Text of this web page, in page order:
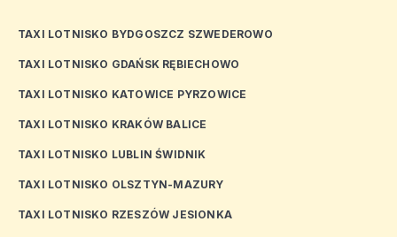
TAXI LOTNISKO BYDGOSZCZ SZWEDEROWO
TAXI LOTNISKO GDAŃSK RĘBIECHOWO
TAXI LOTNISKO KATOWICE PYRZOWICE
TAXI LOTNISKO KRAKÓW BALICE
TAXI LOTNISKO LUBLIN ŚWIDNIK
TAXI LOTNISKO OLSZTYN-MAZURY
TAXI LOTNISKO RZESZÓW JESIONKA